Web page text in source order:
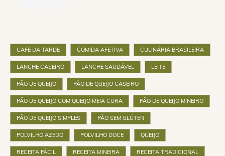
CAFÉ DA TARDE COMIDA AFETIVA CULINÁRIA BRASILEIRA
LANCHE CASEIRO LANCHE SAUDÁVEL LEITE
PÃO DE QUEIJO PÃO DE QUEIJO CASEIRO
PÃO DE QUEIJO COM QUEIJO MEIA CURA PÃO DE QUEIJO MINEIRO
PÃO DE QUEIJO SIMPLES PÃO SEM GLÚTEN
POLVILHO AZEDO POLVILHO DOCE QUEIJO
RECEITA FÁCIL RECEITA MINEIRA RECEITA TRADICIONAL